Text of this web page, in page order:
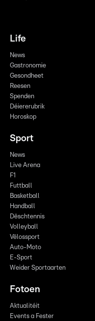
Life
News
Gastronomie
Gesondheet
Reesen
Spenden
Déiererubrik
Horoskop
Sport
News
Live Arena
F1
Futtball
Basketball
Handball
Dëschtennis
Volleyball
Vëlossport
Auto-Moto
E-Sport
Weider Sportaarten
Fotoen
Aktualitéit
Events a Fester